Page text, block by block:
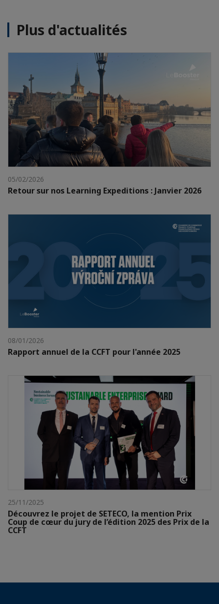
Plus d'actualités
05/02/2026
Retour sur nos Learning Expeditions : Janvier 2026
08/01/2026
Rapport annuel de la CCFT pour l'année 2025
25/11/2025
Découvrez le projet de SETECO, la mention Prix
Coup de cœur du jury de l’édition 2025 des Prix de la
CCFT